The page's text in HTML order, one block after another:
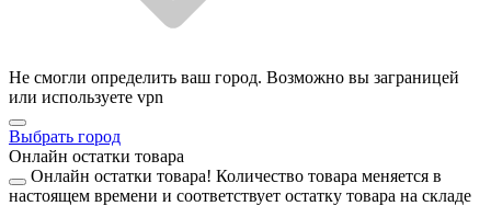
Не смогли определить ваш город. Возможно вы заграницей
или используете vpn
Выбрать город
Онлайн остатки товара
Онлайн остатки товара! Количество товара меняется в
настоящем времени и соответствует остатку товара на складе